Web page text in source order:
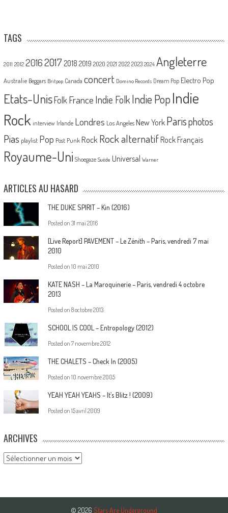
TAGS
2011 2012 20162017 2018 2019 2020 2021 2022 2023 2024 Angleterre
Australie Beggars Britpop Canada concert Domino Records Dream Pop Electro Pop
Etats-UnisFolk France Indie Folk Indie PopIndie
Rock interview Irlande Londres Los Angeles New York Parisphotos
Pias playlist Pop Post Punk Rock Rock alternatif Rock Français
Royaume-Uni Shoegaze Suède Universal Warner
ARTICLES AU HASARD
THE DUKE SPIRIT – Kin (2016)
Posted on 31 mai 2016
[Live Report] PAVEMENT – Le Zénith – Paris, vendredi 7 mai
2010
Posted on 10 mai 2010
KATE NASH – La Maroquinerie – Paris, vendredi 4 octobre
2013
Posted on 8 octobre 2013
SCHOOL IS COOL – Entropology (2012)
Posted on 7 novembre 2012
THE CHALETS – Check In (2005)
Posted on 10 novembre 2005
YEAH YEAH YEAHS – It’s Blitz ! (2009)
Posted on 15 avril 2009
ARCHIVES
Archives
© 2026 Stars Are Underground